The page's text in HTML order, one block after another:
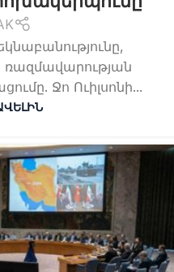
ռազմավարության
Ջո Ուիլսոնի...